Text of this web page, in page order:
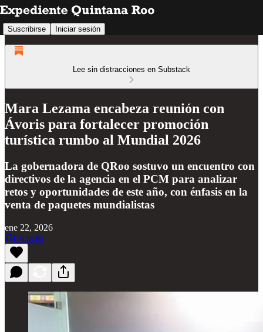
Suscribirse Iniciar sesión
Lee sin distracciones en Substack
Mara Lezama encabeza reunión con
Ávoris para fortalecer promoción
turística rumbo al Mundial 2026
La gobernadora de QRoo sostuvo un encuentro con
directivos de la agencia en el PCM para analizar
retos y oportunidades de este año, con énfasis en la
venta de paquetes mundialistas
ene 22, 2026
Escucha